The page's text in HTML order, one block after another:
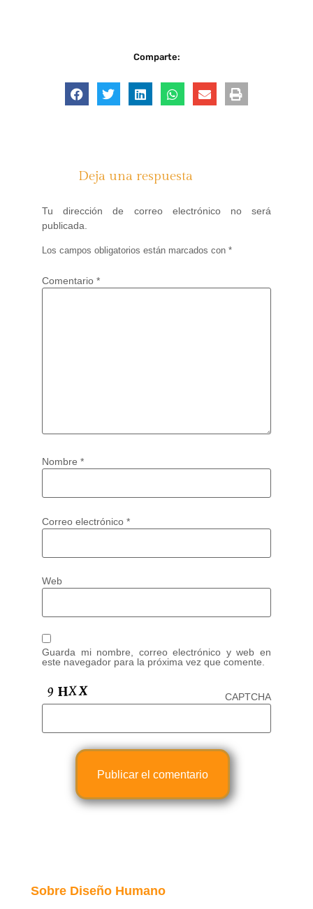
Comparte:
Deja una respuesta
Tu dirección de correo electrónico no será
publicada.
Los campos obligatorios están marcados con *
Comentario *
Nombre *
Correo electrónico *
Web
Guarda mi nombre, correo electrónico y web en
este navegador para la próxima vez que comente.
CAPTCHA
Sobre Diseño Humano